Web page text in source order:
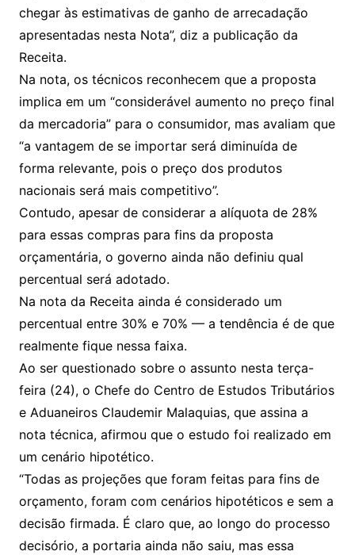
chegar às estimativas de ganho de arrecadação
apresentadas nesta Nota”, diz a publicação da
Receita.
Na nota, os técnicos reconhecem que a proposta
implica em um “considerável aumento no preço final
da mercadoria” para o consumidor, mas avaliam que
“a vantagem de se importar será diminuída de
forma relevante, pois o preço dos produtos
nacionais será mais competitivo”.
Contudo, apesar de considerar a alíquota de 28%
para essas compras para fins da proposta
orçamentária, o governo ainda não definiu qual
percentual será adotado.
Na nota da Receita ainda é considerado um
percentual entre 30% e 70% — a tendência é de que
realmente fique nessa faixa.
Ao ser questionado sobre o assunto nesta terça-
feira (24), o Chefe do Centro de Estudos Tributários
e Aduaneiros Claudemir Malaquias, que assina a
nota técnica, afirmou que o estudo foi realizado em
um cenário hipotético.
“Todas as projeções que foram feitas para fins de
orçamento, foram com cenários hipotéticos e sem a
decisão firmada. É claro que, ao longo do processo
decisório, a portaria ainda não saiu, mas essa